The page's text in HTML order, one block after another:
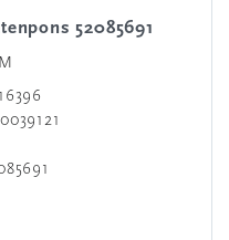
52085691